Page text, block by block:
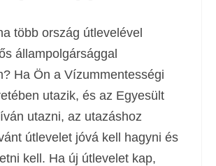
( Héber)
(Olasz)
( Japán
(Koreai
több ország útlevelével
állampolgársággal
Ha Ön a Vízummentességi
utazik, és az Egyesült
utazni, az utazáshoz
útlevelet jóvá kell hagyni és
kell. Ha új útlevelet kap,